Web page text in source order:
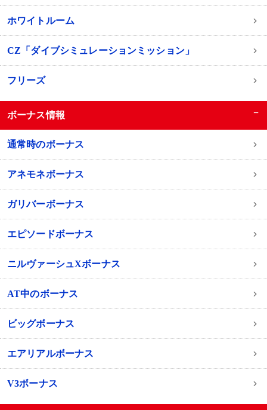
ホワイトルーム
CZ「ダイブシミュレーションミッション」
フリーズ
ボーナス情報 −
通常時のボーナス
アネモネボーナス
ガリバーボーナス
エピソードボーナス
ニルヴァーシュXボーナス
AT中のボーナス
ビッグボーナス
エアリアルボーナス
V3ボーナス